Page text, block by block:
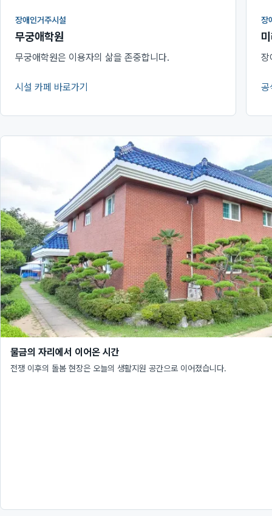
장애인거주시설
무궁애학원
무궁애학원은 이용자의 삶을 존중합니다.
시설 카페 바로가기
(새 창에서 열림)
장
장
공
(
물금의 자리에서 이어온 시간
전쟁 이후의 돌봄 현장은 오늘의 생활지원 공간으로 이어졌습니다.